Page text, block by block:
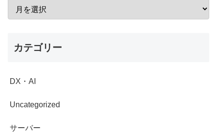
カテゴリー
DX・AI
Uncategorized
サーバー